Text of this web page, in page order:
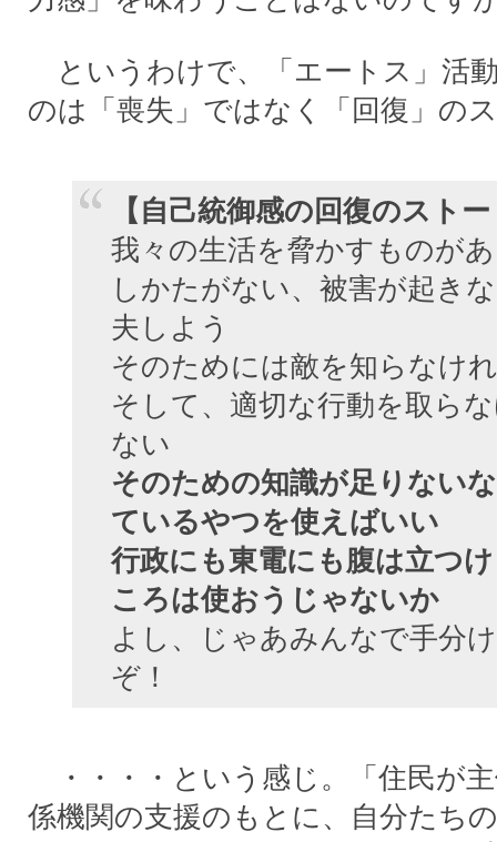
というわけで、「エートス」活
のは「喪失」ではなく「回復」の
【自己統御感の回復のスト
我々の生活を脅かすものが
しかたがない、被害が起き
夫しよう
そのためには敵を知らなけ
そして、適切な行動を取ら
ない
そのための知識が足りない
ているやつを使えばいい
行政にも東電にも腹は立つ
ころは使おうじゃないか
よし、じゃあみんなで手分
ぞ！
・・・・という感じ。「住民が
係機関の支援のもとに、自分たち